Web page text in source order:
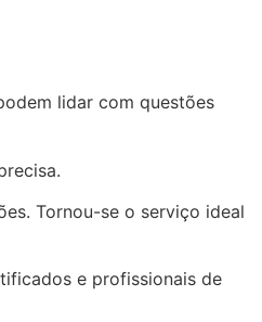
lidar com questões
Tornou-se o serviço ideal
e profissionais de